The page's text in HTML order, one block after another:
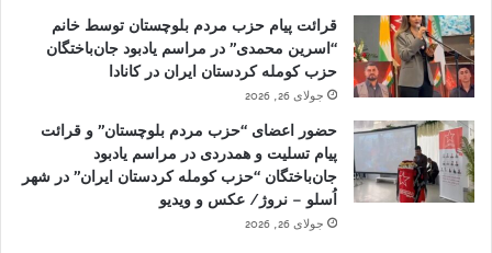
قرائت پیام حزب مردم بلوچستان توسط خانم
“اسرین محمدی” در مراسم یادبود جان‌باختگان
حزب کومله کردستان ایران در کانادا
جولای 26, 2026
حضور اعضای “حزب مردم بلوچستان” و قرائت
پیام تسلیت و همدردی در مراسم یادبود
جان‌باختگان “حزب کومله کردستان ایران” در شهر
اُسلو – نروژ/ عکس و ویدیو
جولای 26, 2026